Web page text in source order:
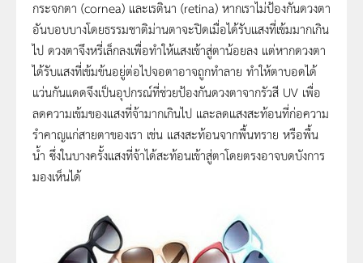
กระจกตา (cornea) และเรตินา (retina) หากเราไม่ป้องกันดวงตา
อันบอบบางโดยธรรมชาติม่านตาจะปิดเมื่อได้รับแสงที่เข้มมากเกิน
ไป ดวงตาจึงหรี่เล็กลงเพื่อทำให้แสงเข้าสู่ตาน้อยลง แต่หากดวงตา
ได้รับแสงที่เข้มข้นอยู่ต่อไปจอตาอาจถูกทำลาย ทำให้ตาบอดได้
แว่นกันแดดจึงเป็นอุปกรณ์ที่ช่วยป้องกันดวงตาจากรัวสี UV เพื่อ
ลดความเข้มของแสงที่จ้ามากเกินไป และลดแสงสะท้อนที่ก่อความ
รำคาญแก่สายตาของเรา เช่น แสงสะท้อนจากพื้นทราย หรือพื้น
น้ำ ซึ่งในบางครั้งแสงที่จ้าได้สะท้อนเข้าสู่ตาโดยตรงอาจบดบังการ
มองเห็นได้